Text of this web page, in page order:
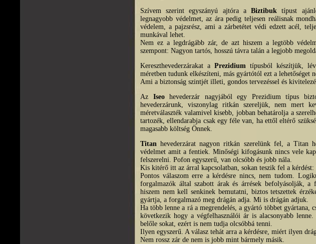
Szívem szerint egyszányú ajtóra aBiztibuk típust
legnagyobb védelmet, az ára pedig teljesen reálisnak
védelem, a pajzsrész, ami a zárbetétet védi edzett acél,
munkával lehet.
Nem ez a legdrágább zár, de azt hiszem a legtöbb
szempont: Nagyon tartós, hosszú távra talán a legjobb
Kereszthevederzárakat a Prezidium típusból készítjük,
méretben tudunk elkészíteni, más gyártótól ezt a lehetőséget
Ami a biztonság szintjét illeti, gondos tervezéssel és
Az Iseohevederzár nagyjából egy Prezidium típus
hevederzárunk, viszonylag ritkán szereljük, nem mert
méretválaszték valamivel kisebb, jobban behatárolja a
tartozék, ellendarabja csak egy féle van, ha ettől eltérő
magasabb költség Önnek.
Titan hevederzárat nagyon ritkán szerelünk fel, a Titan
védelmet amit a fentiek. Minőségi kifogásunk nincs vele
felszerelni. Pofon egyszerű, van olcsóbb és jobb nála.
Kis kitérő itt az árral kapcsolatban, sokan teszik fel a kérdést:
Pontos válaszom erre a kérdésre nincs, nem tudom.
forgalmazók által szabott árak és árrések befolyásolják,
hiszem nem kell senkinek bemutatni, biztos tetszettek
gyártja, a forgalmazó meg drágán adja. Mi is drágán adjuk.
Ha több lenne a rá a megrendelés, a gyártó többet gyártana,
következik hogy a végfelhasználói ár is alacsonyabb
belőle sokat, ezért is nem tudja olcsóbbá tenni.
Ilyen egyszerű. A válasz tehát arra a kérdésre, miért ilyen
Nem rossz zár de nem is jobb mint bármely másik.